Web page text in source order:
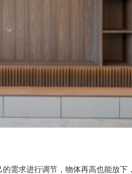
需求进行调节，物体再高也能放下